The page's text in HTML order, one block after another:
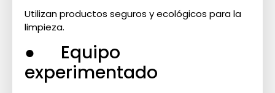
Utilizan productos seguros y ecológicos para la
limpieza.
● Equipo
experimentado